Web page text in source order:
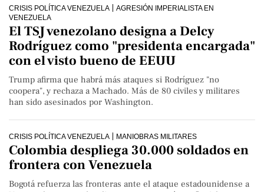
CRISIS POLÍTICA VENEZUELA
AGRESIÓN IMPERIALISTA EN
VENEZUELA
El TSJ venezolano designa a Delcy
Rodríguez como "presidenta encargada"
con el visto bueno de EEUU
Trump afirma que habrá más ataques si Rodríguez "no
coopera", y rechaza a Machado. Más de 80 civiles y militares
han sido asesinados por Washington.
CRISIS POLÍTICA VENEZUELA MANIOBRAS MILITARES
Colombia despliega 30.000 soldados en
frontera con Venezuela
Bogotá refuerza las fronteras ante el ataque estadounidense a